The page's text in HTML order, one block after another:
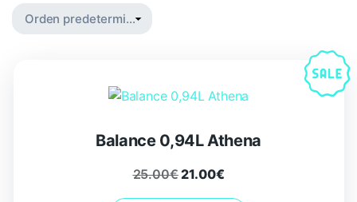
Balance 0,94L Athena
25.00€21.00€